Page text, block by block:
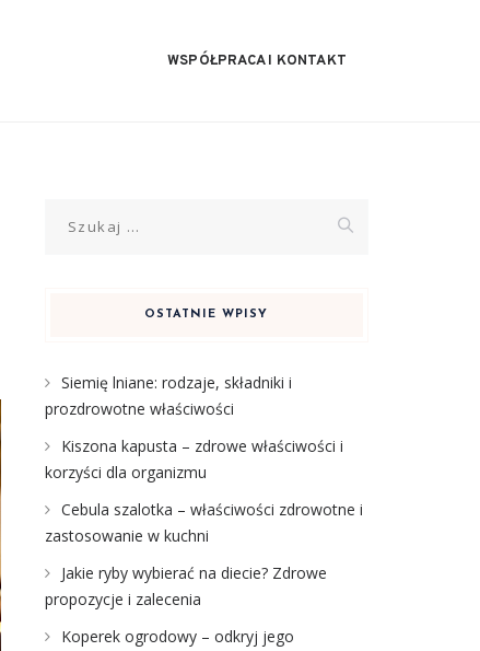
WSPÓŁPRACA I KONTAKT
OSTATNIE WPISY
Siemię lniane: rodzaje, składniki i
prozdrowotne właściwości
Kiszona kapusta – zdrowe właściwości i
korzyści dla organizmu
Cebula szalotka – właściwości zdrowotne i
zastosowanie w kuchni
Jakie ryby wybierać na diecie? Zdrowe
propozycje i zalecenia
Koperek ogrodowy – odkryj jego